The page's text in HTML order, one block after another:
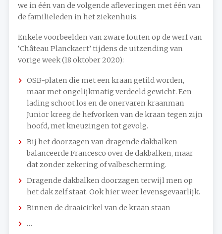
we in één van de volgende afleveringen met één van
de familieleden in het ziekenhuis.
Enkele voorbeelden van zware fouten op de werf van
‘Château Planckaert’ tijdens de uitzending van
vorige week (18 oktober 2020):
OSB-platen die met een kraan getild worden,
maar met ongelijkmatig verdeeld gewicht. Een
lading schoot los en de onervaren kraanman
Junior kreeg de hefvorken van de kraan tegen zijn
hoofd, met kneuzingen tot gevolg.
Bij het doorzagen van dragende dakbalken
balanceerde Francesco over de dakbalken, maar
dat zonder zekering of valbescherming.
Dragende dakbalken doorzagen terwijl men op
het dak zelf staat. Ook hier weer levensgevaarlijk.
Binnen de draaicirkel van de kraan staan
…